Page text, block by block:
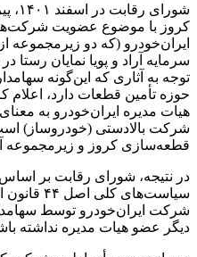
کروز با موضوع عضویت
ایران‌خودرو (که دو
سرمایه آراد و پویا نمایان رستا
توجه به آثاری که این‌گونه
حوزه تأمین قطعات دارد،
هیات مدیره ایران‌خودرو به
شرکت بالادستی (خودروساز)
قطعه‌سازی کروز و زیرمجموعه‌
در نتیجه، شورای رقابت بر
سیاست‌های
شرکت ایران‌خودرو توسط
دیگر عضو هیات مدیره نداشته